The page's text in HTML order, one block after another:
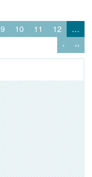
9 10 11 12
…
›
››